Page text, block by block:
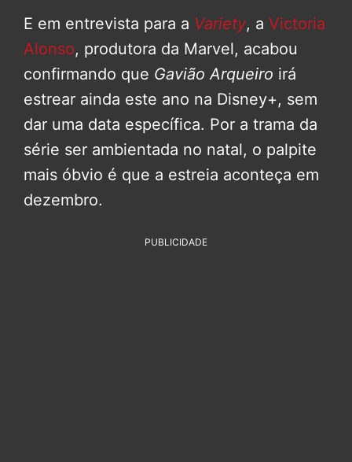
E em entrevista para a Variety, a Victoria
Alonso, produtora da Marvel, acabou
confirmando que Gavião Arqueiro irá
estrear ainda este ano na Disney+, sem
dar uma data específica. Por a trama da
série ser ambientada no natal, o palpite
mais óbvio é que a estreia aconteça em
dezembro.
PUBLICIDADE